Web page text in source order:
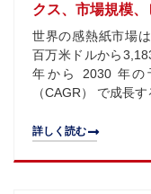
クス、市場規模
世界の感熱紙市場
百万米ドルから
年から 2030 年
（CAGR） で成長
詳しく読む